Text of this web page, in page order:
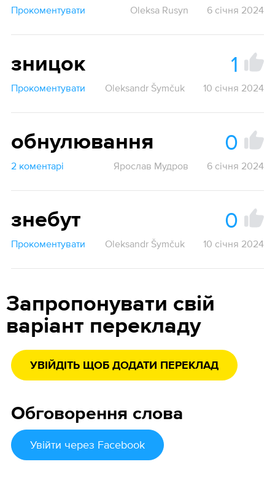
Прокоментувати Oleksa Rusyn 6 січня 2024
зницок 1
Прокоментувати Oleksandr Šymčuk 10 січня 2024
обнулювання 0
2 коментарі Ярослав Мудров 6 січня 2024
знебут 0
Прокоментувати Oleksandr Šymčuk 10 січня 2024
Запропонувати свій
варіант перекладу
УВІЙДІТЬ ЩОБ ДОДАТИ ПЕРЕКЛАД
Обговорення слова
Увійти через Facebook